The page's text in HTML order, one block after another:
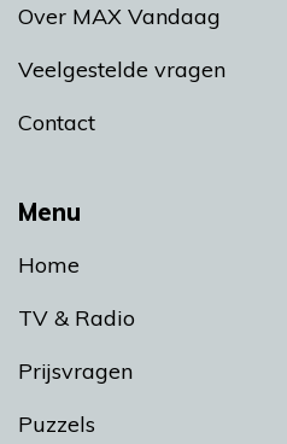
Menu
Home
TV & Radio
Prijsvragen
Puzzels
Over MAX Vandaag
Veelgestelde vragen
Contact